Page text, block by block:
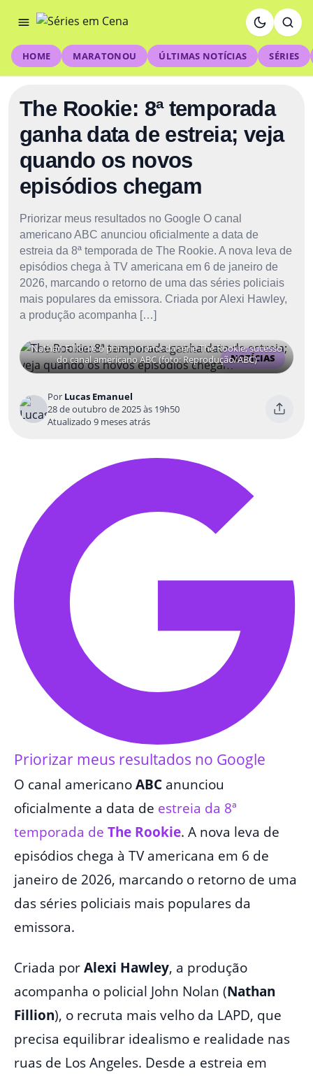
HOME MARATONOU ÚLTIMAS NOTÍCIAS SÉRIES
The Rookie: 8ª temporada
ganha data de estreia; veja
quando os novos
episódios chegam
Priorizar meus resultados no Google O canal
americano ABC anunciou oficialmente a data de
estreia da 8ª temporada de The Rookie. A nova leva de
episódios chega à TV americana em 6 de janeiro de
2026, marcando o retorno de uma das séries policiais
mais populares da emissora. Criada por Alexi Hawley,
a produção acompanha […]
NOTÍCIAS
Nathan Fillion é o princial nome da série The Rookie, sucesso
do canal americano ABC (foto: Reprodução/ABC)
Por Lucas Emanuel
28 de outubro de 2025 às 19h50
Atualizado 9 meses atrás
Priorizar meus resultados no Google
O canal americanoABC anunciou
oficialmente a data de estreia da 8ª
temporada de The Rookie. A nova leva de
episódios chega à TV americana em 6 de
janeiro de 2026, marcando o retorno de uma
das séries policiais mais populares da
emissora.
Criada porAlexi Hawley, a produção
acompanha o policial John Nolan (Nathan
Fillion), o recruta mais velho da LAPD, que
precisa equilibrar idealismo e realidade nas
ruas de Los Angeles. Desde a estreia em